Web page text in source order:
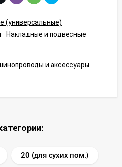
(универсальные)
Накладные и подвесные
и аксессуары
20 (для сухих пом.)